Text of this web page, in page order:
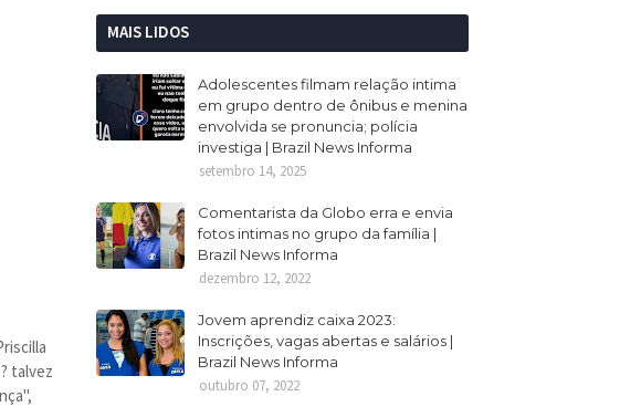
talvez
MAIS LIDOS
Adolescentes filmam relação intima
em grupo dentro de ônibus e menina
envolvida se pronuncia; polícia
investiga | Brazil News Informa
setembro 14, 2025
Comentarista da Globo erra e envia
fotos intimas no grupo da família |
Brazil News Informa
dezembro 12, 2022
Jovem aprendiz caixa 2023:
Inscrições, vagas abertas e salários |
Brazil News Informa
outubro 07, 2022